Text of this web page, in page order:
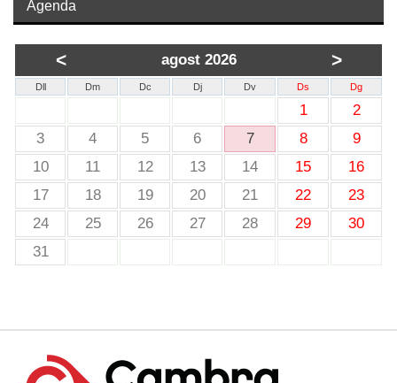
Agenda
< agost 2026 >
Dll Dm Dc Dj Dv Ds Dg
1
2
3
4 5 6 7 8
9
10
11 12 13 14 15
16
17
18 19 20 21 22
23
24
25 26 27 28 29
30
31